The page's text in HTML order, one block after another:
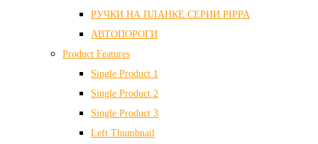
РУЧКИ НА ПЛАНКЕ СЕРИИ PIPPA
АВТОПОРОГИ
Product Features
Single Product 1
Single Product 2
Single Product 3
Left Thumbnail